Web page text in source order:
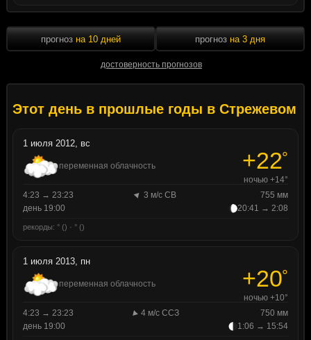
прогноз на 10 дней
достоверность прогнозов
прогноз на 3 дня
Этот день в прошлые годы в Стрежевом
1 июля 2012, вс
переменная облачность +22°
ночью +14°
4:23 → 23:23
3 м/с СВ
755 мм
день 19:00
20:41 → 2:08
рекорды: ° () · ° ()
1 июля 2013, пн
переменная облачность +20°
ночью +10°
4:23 → 23:23
4 м/с ССЗ
750 мм
день 19:00
1:06 → 15:54